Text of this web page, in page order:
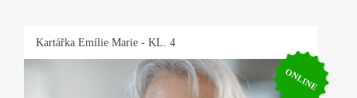
Kartářka Emílie Marie - KL. 4
ONLINE